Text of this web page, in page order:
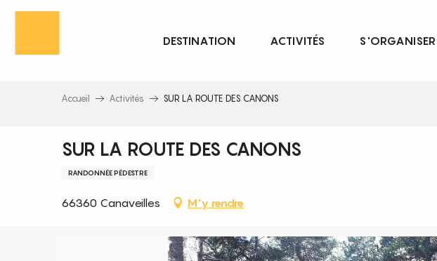
Aller
principal
DESTINATION ACTIVITÉS S'ORGANISER
Accueil Activités SUR LA ROUTE DES CANONS
SUR LA ROUTE DES CANONS
RANDONNÉE PÉDESTRE
66360 Canaveilles M'y rendre